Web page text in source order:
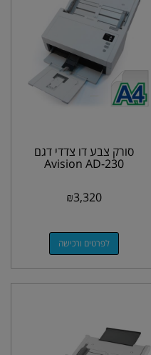
סורק צבע דו צדדי דגם
Avision AD-230
₪3,320
לפרטים ורכישה